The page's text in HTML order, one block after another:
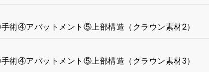
④アバットメント⑤上部構造（クラウン素材2）
④アバットメント⑤上部構造（クラウン素材3）